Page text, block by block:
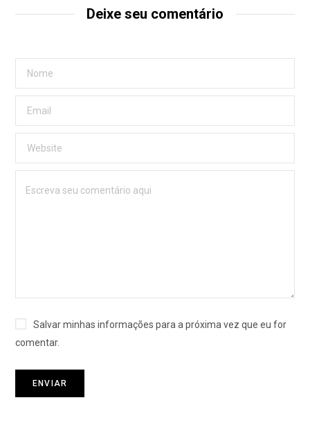
Deixe seu comentário
Salvar minhas informações para a próxima vez que eu for
comentar.